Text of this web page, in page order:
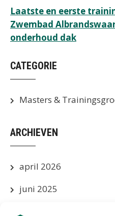
Bericht
navigatie
Laatste en eerste
Zwembad
onderhoud dak
CATEGORIE
Masters &
ARCHIEVEN
april 2026
juni 2025